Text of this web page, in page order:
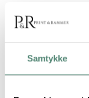
Samtykke
tilfører en vis
stramt og stilfuldt